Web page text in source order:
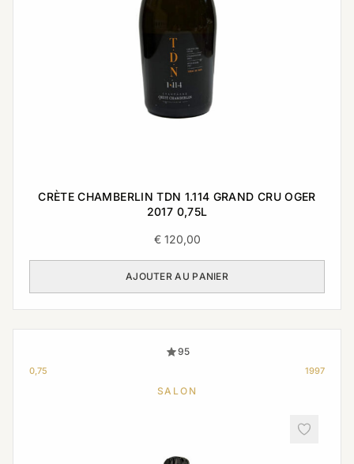
CRÈTE CHAMBERLIN TDN 1.114 GRAND CRU OGER
2017 0,75L
€120,00
AJOUTER AU PANIER
95
0,75 1997
SALON